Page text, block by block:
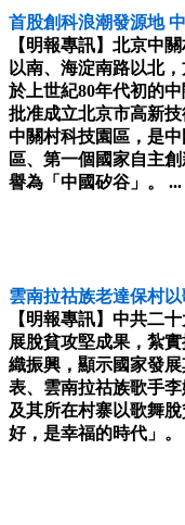
首股創科浪潮發源地
【明報專訊】北京中
以南、海淀南路以北
於上世紀80年代初的
批准成立北京市高新
中關村科技園區，是
區、第一個國家自主
譽為「中國矽谷」。 ...
雲南拉祜族老達保村
【明報專訊】中共二
展脫貧攻堅成果，紮
織振興，顯示國家發
表、雲南拉祜族歌手
及其所在村寨以歌舞
好，是幸福的時代」。